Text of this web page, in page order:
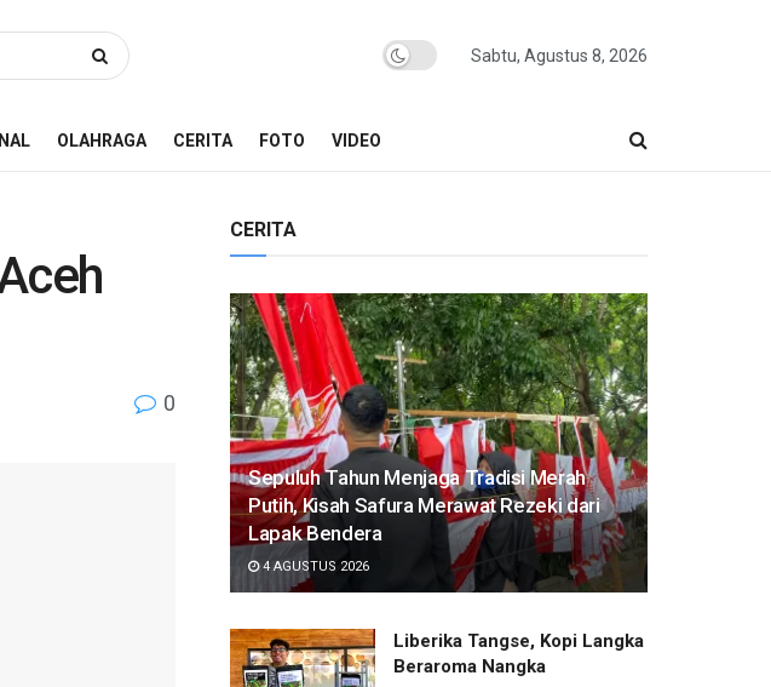
Sabtu, Agustus 8, 2026
OLAHRAGA CERITA FOTO VIDEO
0
CERITA
Sepuluh Tahun Menjaga Tradisi Merah
Putih, Kisah Safura Merawat Rezeki dari
Lapak Bendera
4 AGUSTUS 2026
Liberika Tangse, Kopi Langka
Beraroma Nangka